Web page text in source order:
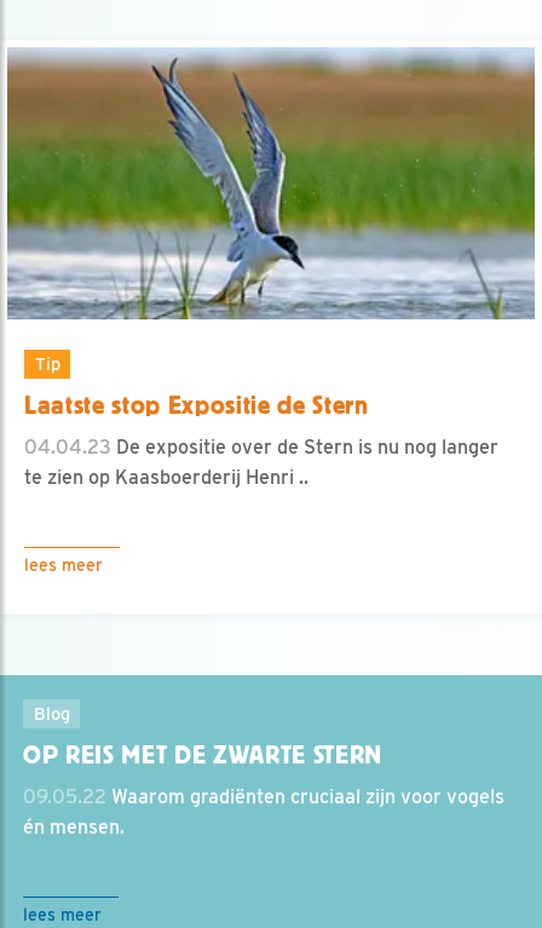
Tip
Laatste stop Expositie de Stern
04.04.23 De expositie over de Stern is nu nog langer
te zien op Kaasboerderij Henri ..
lees meer
Blog
OP REIS MET DE ZWARTE STERN
09.05.22 Waarom gradiënten cruciaal zijn voor vogels
én mensen.
lees meer